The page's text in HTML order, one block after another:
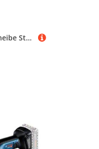
Bosch X-Lock Trennscheibe Standard for Inox, W A 60 T BF, Ø 125 mm, gerade+gerade Fächerschleifscheibe Best (für Metall, X-LOCK, X571, Ø125 mm, Körnung K80, BohrungsØ 22,23mm)